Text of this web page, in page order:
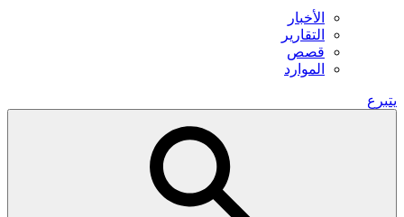
الأخبار
التقارير
قصص
الموارد
يتبرع